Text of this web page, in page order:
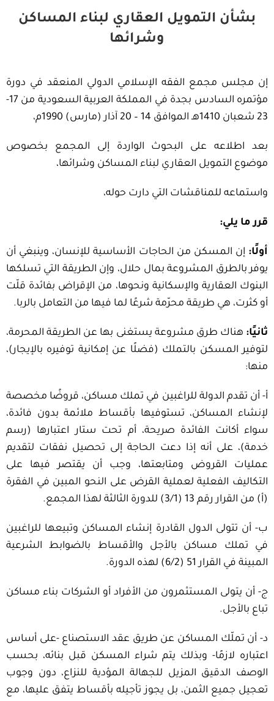
بشأن التمويل العقاري لبناء المساكن
وشرائها
إن مجلس مجمع الفقه الإسلامي الدولي المنعقد في دورة
مؤتمره السادس بجدة في المملكة العربية السعودية من 17-
23 شعبان 1410هـ الموافق 14 – 20 آذار (مارس) 1990م،
بعد اطلاعه على البحوث الواردة إلى المجمع بخصوص
موضوع التمويل العقاري لبناء المساكن وشرائها،
واستماعه للمناقشات التي دارت حوله،
قرر ما يلي:
أولًا: إن المسكن من الحاجات الأساسية للإنسان، وينبغي أن
يوفر بالطرق المشروعة بمال حلال، وإن الطريقة التي تسلكها
البنوك العقارية والإسكانية ونحوها، من الإقراض بفائدة قلّت
أو كثرت، هي طريقة محرّمة شرعًا لما فيها من التعامل بالربا.
ثانيًا: هناك طرق مشروعة يستغنى بها عن الطريقة المحرمة،
لتوفير المسكن بالتملك (فضلًا عن إمكانية توفيره بالإيجار)،
منها:
أ- أن تقدم الدولة للراغبين في تملك مساكن، قروضًا مخصصة
لإنشاء المساكن، تستوفيها بأقساط ملائمة بدون فائدة،
سواء أكانت الفائدة صريحة، أم تحت ستار اعتبارها (رسم
خدمة)، على أنه إذا دعت الحاجة إلى تحصيل نفقات لتقديم
عمليات القروض ومتابعتها، وجب أن يقتصر فيها على
التكاليف الفعلية لعملية القرض على النحو المبين في الفقرة
(أ) من القرار رقم 13 (3/1) للدورة الثالثة لهذا المجمع.
ب- أن تتولى الدول القادرة إنشاء المساكن وتبيعها للراغبين
في تملك مساكن بالأجل والأقساط بالضوابط الشرعية
المبينة في القرار 51 (6/2) لهذه الدورة.
ج- أن يتولى المستثمرون من الأفراد أو الشركات بناء مساكن
تباع بالأجل.
د- أن تملّك المساكن عن طريق عقد الاستصناع -على أساس
اعتباره لازمًا- وبذلك يتم شراء المسكن قبل بنائه، بحسب
الوصف الدقيق المزيل للجهالة المؤدية للنزاع، دون وجوب
تعجيل جميع الثمن، بل يجوز تأجيله بأقساط يتفق عليها، مع